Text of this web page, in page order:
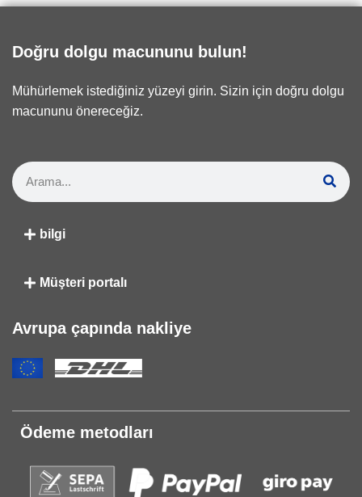
Doğru dolgu macununu bulun!
Mühürlemek istediğiniz yüzeyi girin. Sizin için doğru dolgu
macununu önereceğiz.
bilgi
Müşteri portalı
Avrupa çapında nakliye
Ödeme metodları